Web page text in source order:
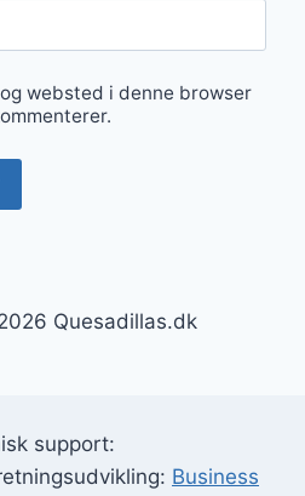
websted i denne browser
Quesadillas.dk
support:
Business